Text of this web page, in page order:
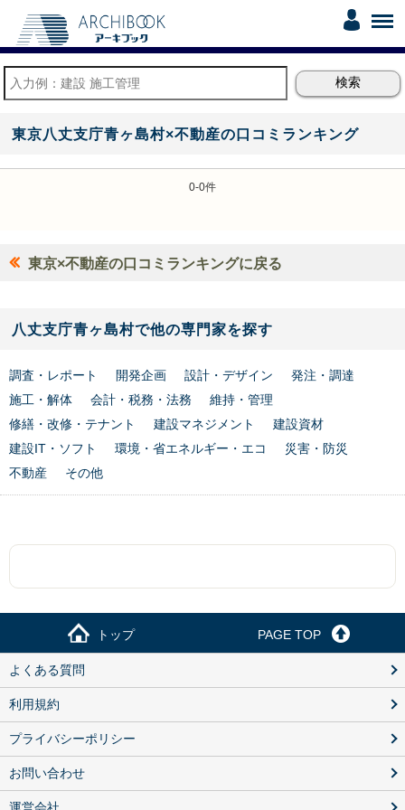
東京八丈支庁青ヶ島村×不動産の口コミランキング
0-0件
東京×不動産の口コミランキングに戻る
八丈支庁青ヶ島村で他の専門家を探す
調査・レポート 開発企画 設計・デザイン
発注・調達
施工・解体
会計・税務・法務
維持・管理
修繕・改修・テナント
建設マネジメント
建設資材
建設IT・ソフト
環境・省エネルギー・エコ
災害・防災
不動産
その他
トップ PAGE TOP
よくある質問
利用規約
プライバシーポリシー
お問い合わせ
運営会社